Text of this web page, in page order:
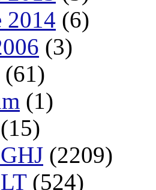
2014 (6)
(3)
(61)
(1)
(15)
(2209)
(524)